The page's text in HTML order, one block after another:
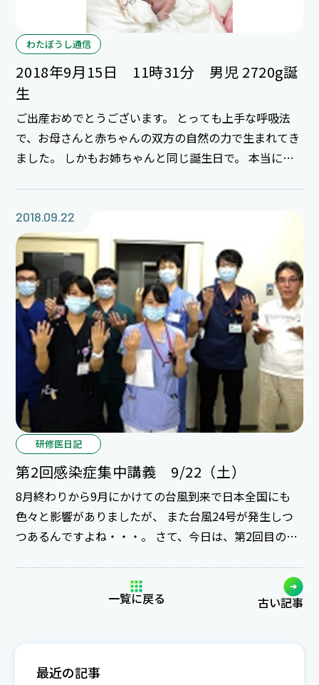
わたぼうし通信
2018年9月15日 11時31分 男児 2720g誕
生
ご出産おめでとうございます。 とっても上手な呼吸法
で、お母さんと赤ちゃんの双方の自然の力で生まれてき
ました。 しかもお姉ちゃんと同じ誕生日で。 本当に奇
ね。
2018.09.22
研修医日記
第2回感染症集中講義 9/22（土）
8月終わりから9月にかけての台風到来で日本全国にも
色々と影響がありましたが、 また台風24号が発生しつ
つあるんですよね・・・。 さて、今日は、第2回目の感
参加希望研修医が多かったために2回目を企画☆ 前回同
様に午前中の「感染症と抗菌薬使用」では感染症治療ガ
との復習になった」 「久しぶりに同期と一緒に勉強が
一覧に戻る 古い記事
最近の記事